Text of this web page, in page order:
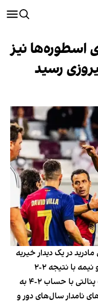
اسطوره‌ها نیز
رسید
در یک دیدار خیریه
در قطر به میدان رفتند. این دیدار در دو نیمه با نتیجه ٢-٢
مساوی تمام شد و بارسلونا در ضربات پنالتی با حساب ٢-٤ به
نامدار سال‌های دور و